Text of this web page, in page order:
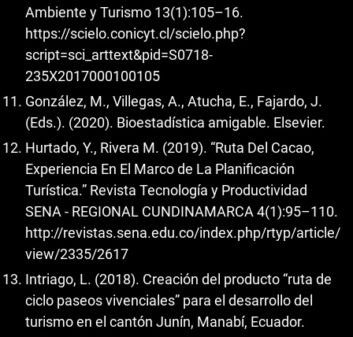
Ambiente y Turismo 13(1):105–16.
https://scielo.conicyt.cl/scielo.php?
script=sci_arttext&pid=S0718-
235X2017000100105
González, M., Villegas, A., Atucha, E., Fajardo, J.
(Eds.). (2020). Bioestadística amigable. Elsevier.
Hurtado, Y., Rivera M. (2019). “Ruta Del Cacao,
Experiencia En El Marco de La Planificación
Turística.” Revista Tecnología y Productividad
SENA - REGIONAL CUNDINAMARCA 4(1):95–110.
http://revistas.sena.edu.co/index.php/rtyp/article/
view/2335/2617
Intriago, L. (2018). Creación del producto “ruta de
ciclo paseos vivenciales” para el desarrollo del
turismo en el cantón Junín, Manabí, Ecuador.